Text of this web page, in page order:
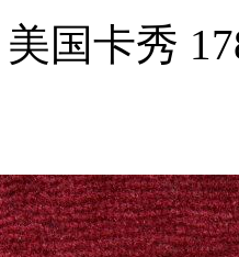
国卡秀